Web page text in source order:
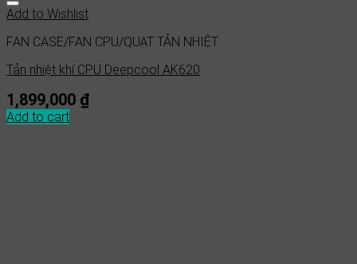
Add to Wishlist
FAN CASE/FAN CPU/QUẠT TẢN NHIỆT
Tản nhiệt khí CPU Deepcool AK620
1,899,000 ₫
Add to cart